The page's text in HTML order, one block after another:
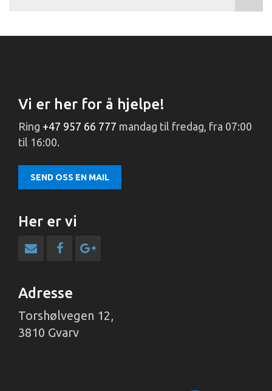
Vi er her for å hjelpe!
Ring +47 957 66 777 mandag til fredag, fra 07:00
til 16:00.
SEND OSS EN MAIL
Her er vi
Adresse
Torshølvegen 12,
3810 Gvarv